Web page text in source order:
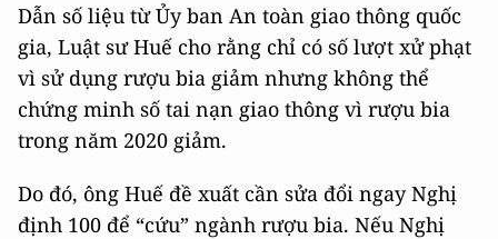
Dẫn số liệu từ Ủy ban An toàn giao thông quốc
gia, Luật sư Huế cho rằng chỉ có số lượt xử phạt
vì sử dụng rượu bia giảm nhưng không thể
chứng minh số tai nạn giao thông vì rượu bia
trong năm 2020 giảm.
Do đó, ông Huế đề xuất cần sửa đổi ngay Nghị
định 100 để “cứu” ngành rượu bia. Nếu Nghị